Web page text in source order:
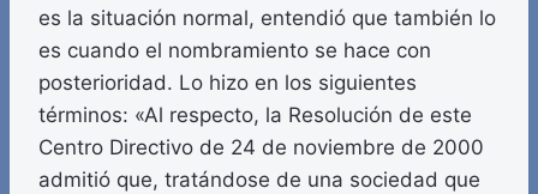
es la situación normal, entendió que también lo
es cuando el nombramiento se hace con
posterioridad. Lo hizo en los siguientes
términos: «Al respecto, la Resolución de este
Centro Directivo de 24 de noviembre de 2000
admitió que, tratándose de una sociedad que